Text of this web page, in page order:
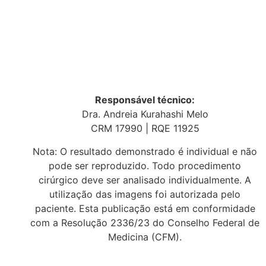
Responsável técnico:
Dra. Andreia Kurahashi Melo
CRM 17990 | RQE 11925
Nota: O resultado demonstrado é individual e não
pode ser reproduzido. Todo procedimento
cirúrgico deve ser analisado individualmente. A
utilização das imagens foi autorizada pelo
paciente. Esta publicação está em conformidade
com a Resolução 2336/23 do Conselho Federal de
Medicina (CFM).